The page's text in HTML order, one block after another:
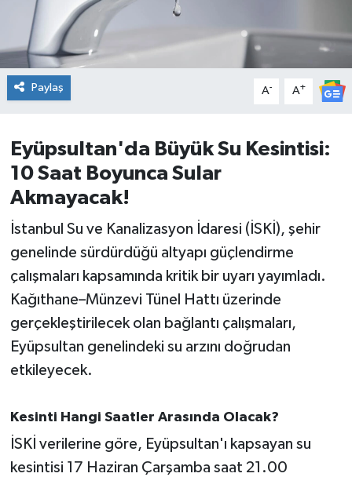
Paylaş A- A+
Eyüpsultan'da Büyük Su Kesintisi:
10 Saat Boyunca Sular
Akmayacak!
İstanbul Su ve Kanalizasyon İdaresi (İSKİ), şehir
genelinde sürdürdüğü altyapı güçlendirme
çalışmaları kapsamında kritik bir uyarı yayımladı.
Kağıthane–Münzevi Tünel Hattı üzerinde
gerçekleştirilecek olan bağlantı çalışmaları,
Eyüpsultan genelindeki su arzını doğrudan
etkileyecek.
Kesinti Hangi Saatler Arasında Olacak?
İSKİ verilerine göre, Eyüpsultan'ı kapsayan su
kesintisi 17 Haziran Çarşamba saat 21.00
EKONOMİ
Erdek
Gömeç
Gönen
Havran
KENT GÜNDEMİ
Kepsut
KÜLTÜR-SANAT
MAGAZİN
MANŞET
Manyas